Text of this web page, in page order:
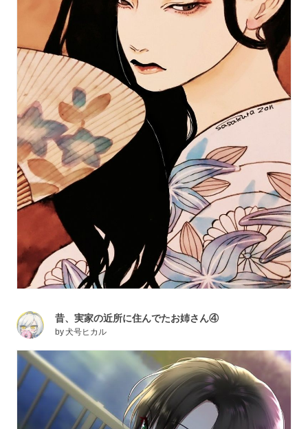
昔、実家の近所に住んでたお姉さん④
by犬号ヒカル